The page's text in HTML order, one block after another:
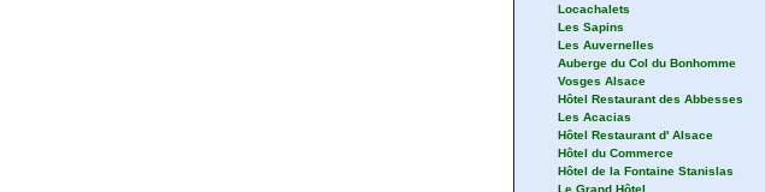
Locachalets
Les Sapins
Les Auvernelles
Auberge du Col du Bonhomme
Vosges Alsace
Hôtel Restaurant des Abbesses
Les Acacias
Hôtel Restaurant d' Alsace
Hôtel du Commerce
Hôtel de la Fontaine Stanislas
Le Grand Hôtel